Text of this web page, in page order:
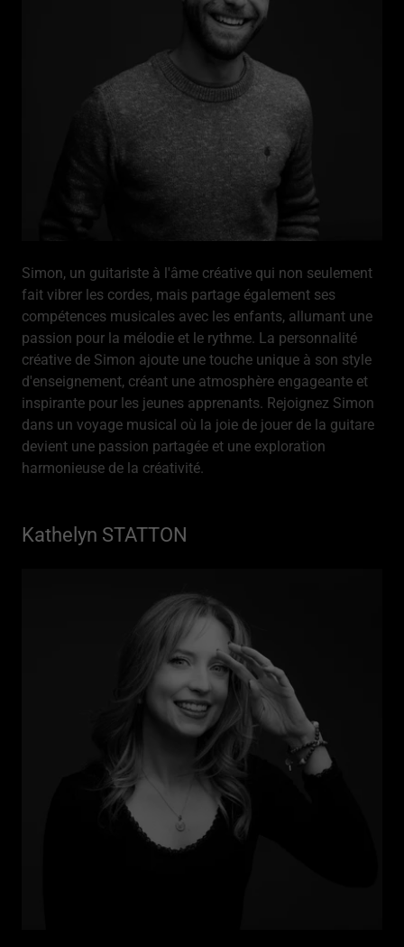
Simon, un guitariste à l'âme créative qui non seulement
fait vibrer les cordes, mais partage également ses
compétences musicales avec les enfants, allumant une
passion pour la mélodie et le rythme. La personnalité
créative de Simon ajoute une touche unique à son style
d'enseignement, créant une atmosphère engageante et
inspirante pour les jeunes apprenants. Rejoignez Simon
dans un voyage musical où la joie de jouer de la guitare
devient une passion partagée et une exploration
harmonieuse de la créativité.
Kathelyn STATTON